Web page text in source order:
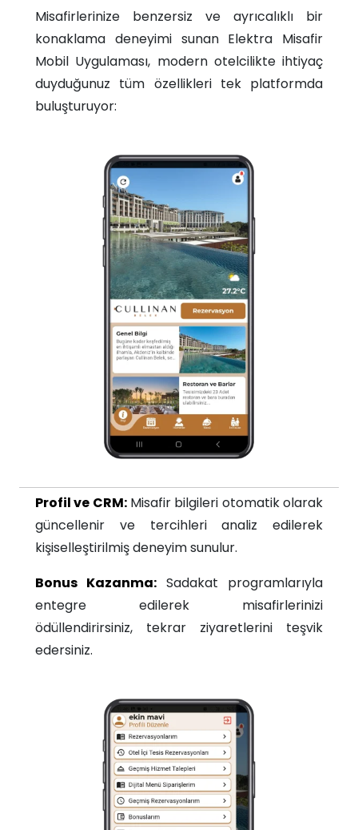
Misafirlerinize benzersiz ve ayrıcalıklı bir
konaklama deneyimi sunan Elektra Misafir
Mobil Uygulaması, modern otelcilikte ihtiyaç
duyduğunuz tüm özellikleri tek platformda
buluşturuyor:
Profil ve CRM:Misafir bilgileri otomatik olarak
güncellenir ve tercihleri analiz edilerek
kişiselleştirilmiş deneyim sunulur.
Bonus Kazanma: Sadakat programlarıyla
entegre edilerek misafirlerinizi
ödüllendirirsiniz, tekrar ziyaretlerini teşvik
edersiniz.